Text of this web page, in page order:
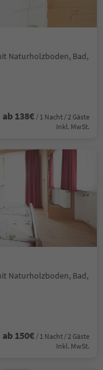
Naturholzboden, Bad,
ab 138€ / 1 Nacht / 2 Gäste
Inkl. MwSt.
Naturholzboden, Bad,
ab 150€ / 1 Nacht / 2 Gäste
Inkl. MwSt.